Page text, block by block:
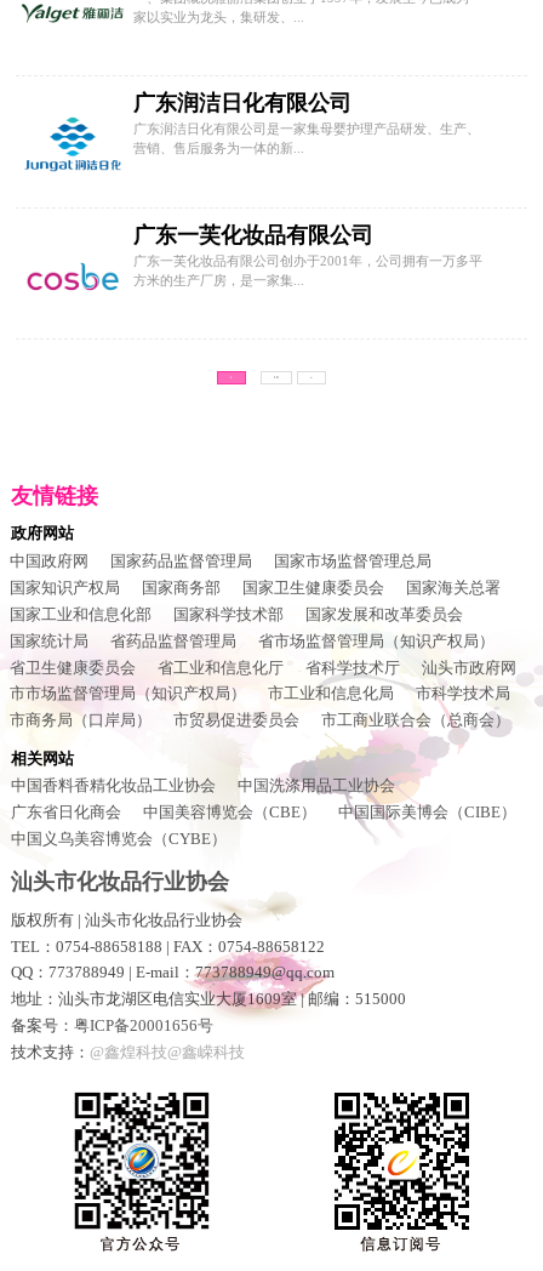
家以实业为龙头，集研发、...
广东润洁日化有限公司
广东润洁日化有限公司是一家集母婴护理产品研发、生产、
营销、售后服务为一体的新...
广东一芙化妆品有限公司
广东一芙化妆品有限公司创办于2001年，公司拥有一万多平
方米的生产厂房，是一家集...
»
友情链接
政府网站
中国政府网
国家药品监督管理局
国家市场监督管理总局
国家知识产权局
国家商务部 国家卫生健康委员会
国家海关总署
国家工业和信息化部
国家科学技术部
国家发展和改革委员会
国家统计局
省药品监督管理局
省市场监督管理局（知识产权局）
省卫生健康委员会
省工业和信息化厅 省科学技术厅
汕头市政府网
市市场监督管理局（知识产权局）
市工业和信息化局
市科学技术局
市商务局（口岸局）
市贸易促进委员会 市工商业联合会（总商会）
相关网站
中国香料香精化妆品工业协会
中国洗涤用品工业协会
广东省日化商会
中国美容博览会（CBE）
中国国际美博会（CIBE）
中国义乌美容博览会（CYBE）
汕头市化妆品行业协会
版权所有 | 汕头市化妆品行业协会
TEL：0754-88658188 | FAX：0754-88658122
QQ：773788949 | E-mail：773788949@qq.com
地址：汕头市龙湖区电信实业大厦1609室 | 邮编：515000
备案号： 粤ICP备20001656号
技术支持： @鑫煌科技@鑫嵘科技